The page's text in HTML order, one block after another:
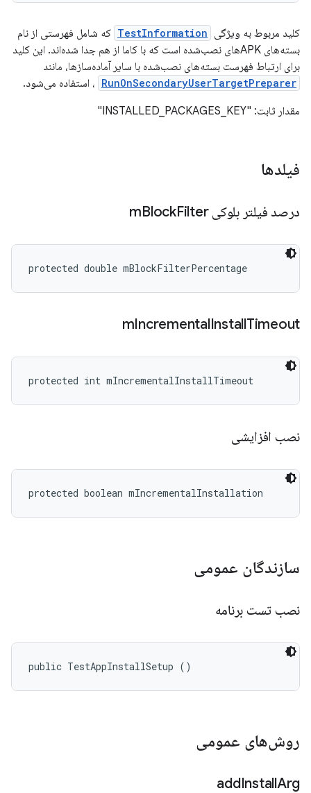
کلید مربوط به ویژگی TestInformation که شامل فهرستی از نام
بسته‌های APKهای نصب‌شده است که با کاما از هم جدا شده‌اند. این کلید
برای ارتباط فهرست بسته‌های نصب‌شده با سایر آماده‌سازها، مانند
RunOnSecondaryUserTargetPreparer ، استفاده می‌شود.
مقدار ثابت: "INSTALLED_PACKAGES_KEY"
فیلدها
درصد فیلتر بلوکی m BlockFilter
protected double mBlockFilterPercentage
mIncrementalInstallTimeout
protected int mIncrementalInstallTimeout
نصب افزایشی
protected boolean mIncrementalInstallation
سازندگان عمومی
نصب تست برنامه
public TestAppInstallSetup ()
روش‌های عمومی
addInstallArg